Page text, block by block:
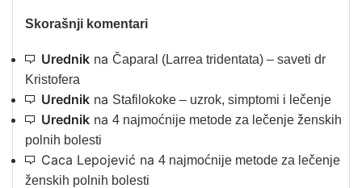
Skorašnji komentari
Urednik na Čaparal (Larrea tridentata) – saveti dr
Kristofera
Urednik na Stafilokoke – uzrok, simptomi i lečenje
Urednik na 4 najmoćnije metode za lečenje ženskih
polnih bolesti
Caca Lepojević na 4 najmoćnije metode za lečenje
ženskih polnih bolesti